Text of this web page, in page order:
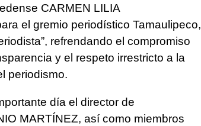
CARMEN LILIA
el gremio periodístico Tamaulipeco,
refrendando el compromiso
y el respeto irrestricto a la
periodismo.
día el director de
MARTÍNEZ, así como miembros